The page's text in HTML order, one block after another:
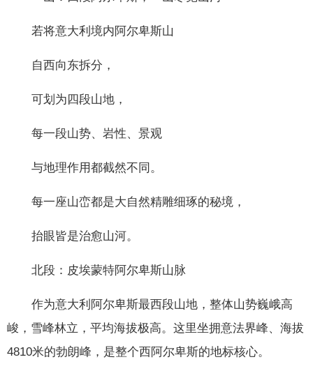
若将意大利境内阿尔卑斯山
自西向东拆分，
可划为四段山地，
每一段山势、岩性、景观
与地理作用都截然不同。
每一座山峦都是大自然精雕细琢的秘境，
抬眼皆是治愈山河。
北段：皮埃蒙特阿尔卑斯山脉
作为意大利阿尔卑斯最西段山地，整体山势巍峨高
峻，雪峰林立，平均海拔极高。这里坐拥意法界峰、海拔
4810米的勃朗峰，是整个西阿尔卑斯的地标核心。